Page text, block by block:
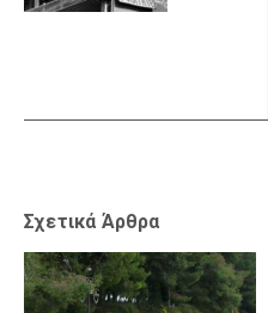
Σχετικά Άρθρα